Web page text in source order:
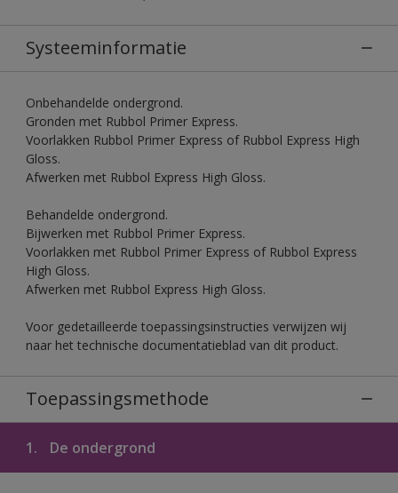
Systeeminformatie
Onbehandelde ondergrond.
Gronden met Rubbol Primer Express.
Voorlakken Rubbol Primer Express of Rubbol Express High
Gloss.
Afwerken met Rubbol Express High Gloss.
Behandelde ondergrond.
Bijwerken met Rubbol Primer Express.
Voorlakken met Rubbol Primer Express of Rubbol Express
High Gloss.
Afwerken met Rubbol Express High Gloss.
Voor gedetailleerde toepassingsinstructies verwijzen wij
naar het technische documentatieblad van dit product.
Toepassingsmethode
1. De ondergrond